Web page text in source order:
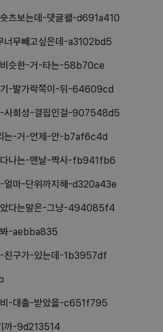
츠보는데-댓글왤-d691a410
너무빼고싶은데-a3102bd5
슷한-거-타는-58b70ce
기-발가락쪽이-뒤-64609cd
-사회성-결핍인걸-907548d5
는-거-언제-안-b7af6c4d
다나는-맨날-짝사-fb941fb6
얼마-단위까지해-d320a43e
았다는말은-그냥-494085f4
봐-aebba835
-친구가-있는데-1b3957df
비-대출-받았을-c651f795
까-9d213514